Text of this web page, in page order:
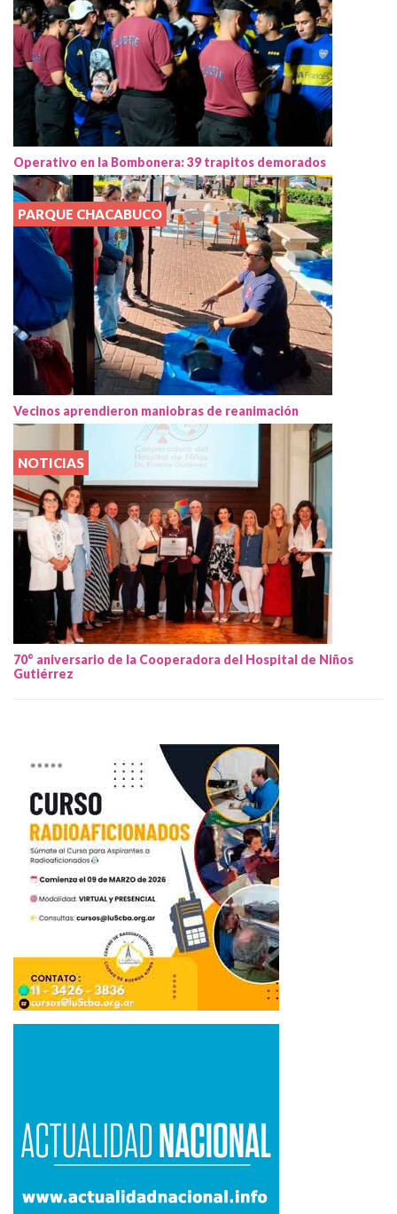
Operativo en la Bombonera: 39 trapitos demorados
PARQUE CHACABUCO
Vecinos aprendieron maniobras de reanimación
NOTICIAS
70° aniversario de la Cooperadora del Hospital de Niños
Gutiérrez